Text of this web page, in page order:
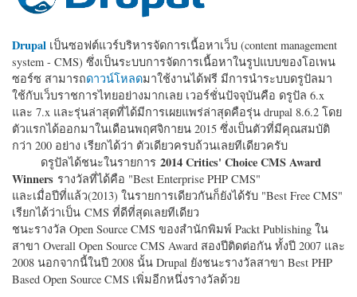
Drupal เป็นซอฟต์แวร์บริหารจัดการเนื้อหาเว็บ (content management
system - CMS) ซึ่งเป็นระบบการจัดการเนื้อหาในรูปแบบของโอเพน
ซอร์ซ สามารถดาวน์โหลดมาใช้งานได้ฟรี มีการนำระบบดรูปัลมา
ใช้กับเว็บราชการไทยอย่างมากเลย เวอร์ชั่นปัจจุบันคือ ดรูปัล 6.x
และ 7.x และรุ่นล่าสุดที่ได้มีการเผยแพร่ล่าสุดคือรุ่น drupal 8.6.2 โดย
ตัวแรกได้ออกมาในเดือนพฤศจิกายน 2015 ซึ่งเป็นตัวที่มีคุณสมบัติ
กว่า 200 อย่าง เรียกได้ว่า ตัวเดียวครบถ้วนเลยทีเดียวครับ
ดรูปัลได้ชนะในรายการ 2014 Critics' Choice CMS Award
Winners รางวัลที่ได้คือ "Best Enterprise PHP CMS"
และเมื่อปีที่แล้ว(2013) ในรายการเดียวกันก็ยังได้รับ "Best Free CMS"
เรียกได้ว่าเป็น CMS ที่ดีที่สุดเลยทีเดียว
ชนะรางวัล Open Source CMS ของสำนักพิมพ์ Packt Publishing ใน
สาขา Overall Open Source CMS Award สองปีติดต่อกัน ทั้งปี 2007 และ
2008 นอกจากนี้ในปี 2008 นั้น Drupal ยังชนะรางวัลสาขา Best PHP
Based Open Source CMS เพิ่มอีกหนึ่งรางวัลด้วย